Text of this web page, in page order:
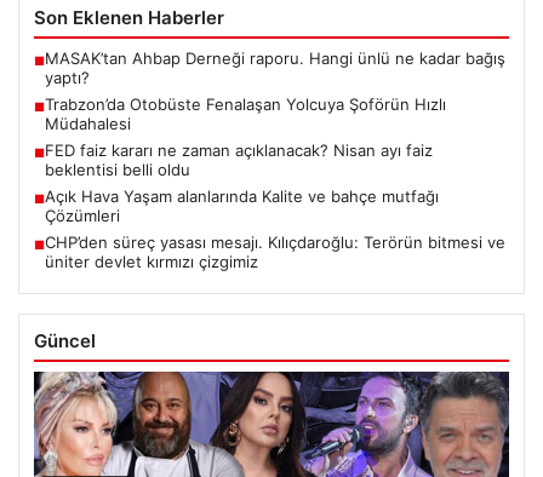
Son Eklenen Haberler
■MASAK’tan Ahbap Derneği raporu. Hangi ünlü ne kadar bağış
yaptı?
■Trabzon’da Otobüste Fenalaşan Yolcuya Şoförün Hızlı
Müdahalesi
■FED faiz kararı ne zaman açıklanacak? Nisan ayı faiz
beklentisi belli oldu
■Açık Hava Yaşam alanlarında Kalite ve bahçe mutfağı
Çözümleri
■CHP’den süreç yasası mesajı. Kılıçdaroğlu: Terörün bitmesi ve
üniter devlet kırmızı çizgimiz
Güncel